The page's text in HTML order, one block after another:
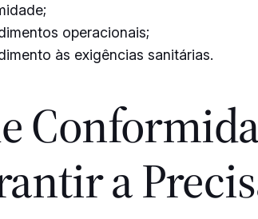
operacionais;
às exigências sanitárias.
a